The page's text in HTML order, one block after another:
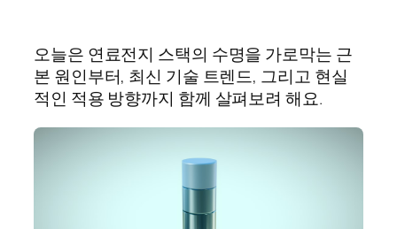
오늘은 연료전지 스택의 수명을 가로막는 근
본 원인부터, 최신 기술 트렌드, 그리고 현실
적인 적용 방향까지 함께 살펴보려 해요.